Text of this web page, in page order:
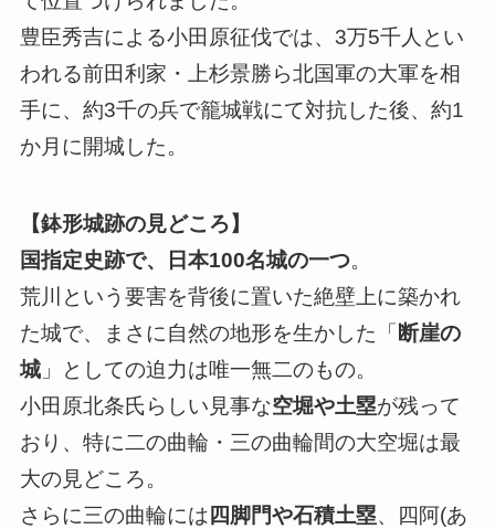
豊臣秀吉による小田原征伐では、3万5千人とい
われる前田利家・上杉景勝ら北国軍の大軍を相
手に、約3千の兵で籠城戦にて対抗した後、約1
か月に開城した。
【鉢形城跡の見どころ】
国指定史跡で、日本100名城の一つ。
荒川という要害を背後に置いた絶壁上に築かれ
た城で、まさに自然の地形を生かした「 断崖の
城」としての迫力は唯一無二のもの。
小田原北条氏らしい見事な空堀や土塁が残って
おり、特に二の曲輪・三の曲輪間の大空堀は最
大の見どころ。
さらに三の曲輪には 四脚門や石積土塁、四阿(あ